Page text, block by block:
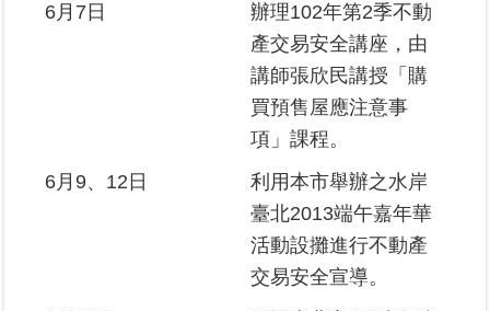
料
開
6月7日
辦理102年第2季不動
產交易安全講座，由
講師張欣民講授「購
買預售屋應注意事
項」課程。
6月9、12日
利用本市舉辦之水岸
臺北2013端午嘉年華
活動設攤進行不動產
交易安全宣導。